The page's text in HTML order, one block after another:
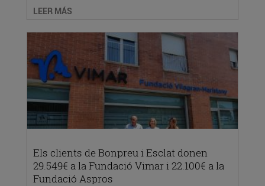
LEER MÁS
Els clients de Bonpreu i Esclat donen
29.549€ a la Fundació Vimar i 22.100€ a la
Fundació Aspros